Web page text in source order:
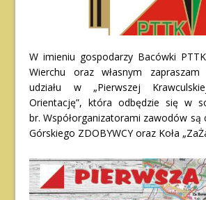
W imieniu gospodarzy Bacówki
Wierchu oraz własnym
udziału w „Pierwszej
Orientację”, która odbędzie się w
br. Współorganizatorami zawodów są
Górskiego ZDOBYWCY oraz Koła